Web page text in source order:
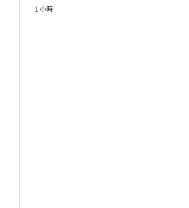
1 小時